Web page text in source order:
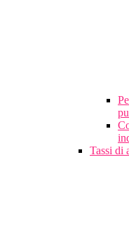
Tassi di